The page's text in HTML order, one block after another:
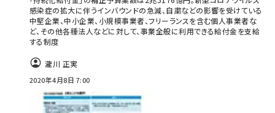
感染症の拡大に伴うインバウンドの急減、自粛などの影響を受けている
中堅企業、中小企業、小規模事業者、フリーランスを含む個人事業者な
ど、その他各種法人などに対して、事業全般に利用できる給付金を支給
する制度
瀧川 正実
2020年4月8日 7:00